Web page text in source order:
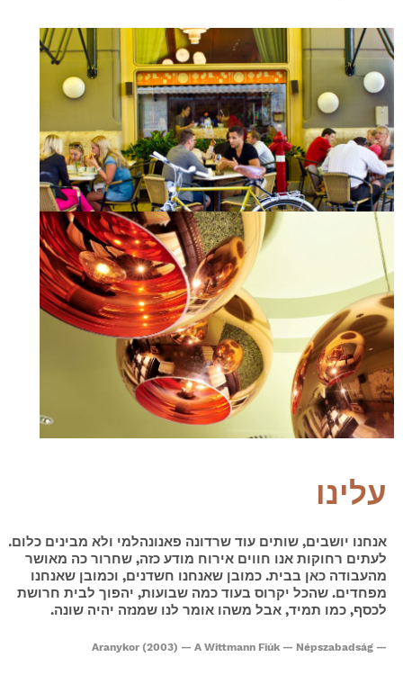
עברית
עלינו
אנחנו יושבים, שותים עוד שרדונה פאנונהלמי ולא מבינים כלום.
לעתים רחוקות אנו חווים אירוח מודע כזה, שחרור כה מאושר
מהעבודה כאן בבית. כמובן שאנחנו חשדנים, וכמובן שאנחנו
מפחדים. שהכל יקרוס בעוד כמה שבועות, יהפוך לבית חרושת
לכסף, כמו תמיד, אבל משהו אומר לנו שמנזה יהיה שונה.